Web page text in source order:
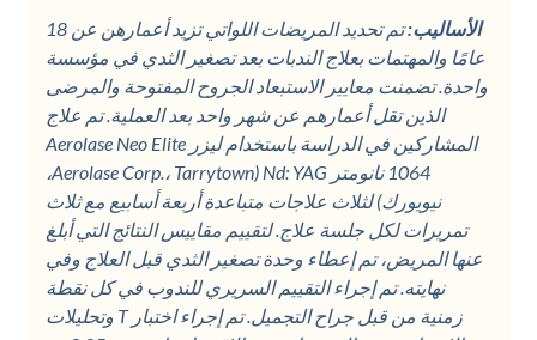
الأساليب:
تم تحديد المريضات اللواتي تزيد أعمارهن عن 18
عامًا والمهتمات بعلاج الندبات بعد تصغير الثدي في مؤسسة
واحدة. تضمنت معايير الاستبعاد الجروح المفتوحة والمرضى
الذين تقل أعمارهم عن شهر واحد بعد العملية. تم علاج
المشاركين في الدراسة باستخدام ليزر Aerolase Neo Elite
1064 نانومتر Nd: YAG (Aerolase Corp.، Tarrytown،
نيويورك) لثلاث علاجات متباعدة أربعة أسابيع مع ثلاث
تمريرات لكل جلسة علاج. لتقييم مقاييس النتائج التي أبلغ
عنها المريض، تم إعطاء وحدة تصغير الثدي قبل العلاج وفي
نهايته. تم إجراء التقييم السريري للندوب في كل نقطة
زمنية من قبل جراح التجميل. تم إجراء اختبار T وتحليلات